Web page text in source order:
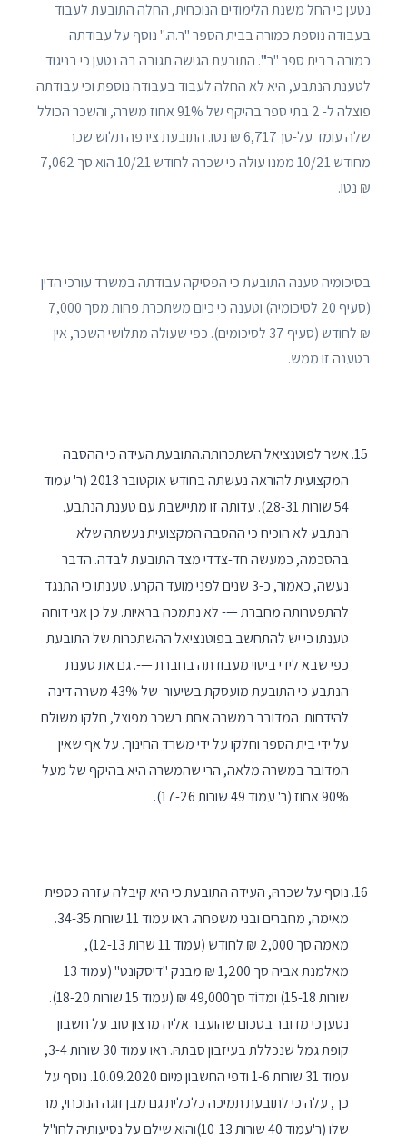
נטען כי החל משנת הלימודים הנוכחית, החלה התובעת לעבוד
בעבודה נוספת כמורה בבית הספר "ר.ה." נוסף על עבודתה
כמורה בבית ספר "ר'". התובעת הגישה תגובה בה נטען כי בניגוד
לטענת הנתבע, היא לא החלה לעבוד בעבודה נוספת וכי עבודתה
פוצלה ל- 2 בתי ספר בהיקף של 91% אחוז משרה, והשכר הכולל
שלה עומד על-סך6,717 ₪ נטו. התובעת צירפה תלוש שכר
מחודש 10/21 ממנו עולה כי שכרה לחודש 10/21 הוא סך 7,062
₪ נטו.
בסיכומיה טענה התובעת כי הפסיקה עבודתה במשרד עורכי הדין
(סעיף 20 לסיכומיה) וטענה כי כיום משתכרת פחות מסך 7,000
₪ לחודש (סעיף 37 לסיכומים). כפי שעולה מתלושי השכר, אין
בטענה זו ממש.
אשר לפוטנציאל השתכרותה.התובעת העידה כי ההסבה
המקצועית להוראה נעשתה בחודש אוקטובר 2013 (ר' עמוד
54 שורות 28-31). עדותה זו מתיישבת עם טענת הנתבע.
הנתבע לא הוכיח כי ההסבה המקצועית נעשתה שלא
בהסכמה, כמעשה חד-צדדי מצד התובעת לבדה. הדבר
נעשה, כאמור, כ-3 שנים לפני מועד הקרע. טענתו כי התנגד
להתפטרותה מחברת —- לא נתמכה בראיות. על כן אני דוחה
טענתו כי יש להתחשב בפוטנציאל ההשתכרות של התובעת
כפי שבא לידי ביטוי מעבודתה בחברת —-. גם את טענת
הנתבע כי התובעת מועסקת בשיעור של 43% משרה דינה
להידחות. המדובר במשרה אחת בשכר מפוצל, חלקו משולם
על ידי בית הספר וחלקו על ידי משרד החינוך. על אף שאין
המדובר במשרה מלאה, הרי שהמשרה היא בהיקף של מעל
90% אחוז (ר' עמוד 49 שורות 17-26).
נוסף על שכרהּ, העידה התובעת כי היא קיבלה עזרה כספית
מאימה, מחברים ובני משפחה. ראו עמוד 11 שורות 34-35.
מאמה סך 2,000 ₪ לחודש (עמוד 11 שרות 12-13),
מאלמנת אביה סך 1,200 ₪ מבנק "דיסקונט" (עמוד 13
שורות 15-18) ומדוֹד סך49,000 ₪ (עמוד 15 שורות 18-20).
נטען כי מדובר בסכום שהועבר אליה מרצון טוב על חשבון
קופת גמל שנכללת בעיזבון סבתהּ. ראו עמוד 30 שורות 3-4,
עמוד 31 שורות 1-6 ודפי החשבון מיום 10.09.2020. נוסף על
כך, עלה כי לתובעת תמיכה כלכלית גם מבן זוגה הנוכחי, מר
שלו (ר'עמוד 40 שורות 10-13)והוא שילם על נסיעותיה לחו"ל